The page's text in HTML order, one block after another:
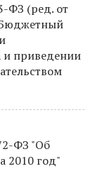
ФЗ (ред. от
Бюджетный
и приведении
ФЗ "Об
2010 год"